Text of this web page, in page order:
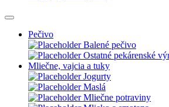
Pečivo
Balené pečivo
Ostatné pekárenské
Mliečne, vajcia a tuky
Jogurty
Maslá
Mliečne potraviny